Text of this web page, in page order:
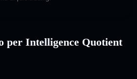
per Intelligence Quotient